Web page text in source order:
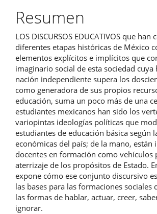
artículo
Resumen
LOS DISCURSOS EDUCATIVOS que
diferentes etapas históricas de México
elementos explícitos e implícitos que
imaginario social de esta sociedad
nación independiente supera los
como generadora de sus propios
educación, suma un poco más de una
estudiantes mexicanos han sido los
variopintas ideologías políticas que
estudiantes de educación básica según
económicas del país; de la mano, están
docentes en formación como vehículos
aterrizaje de los propósitos de Estado.
expone cómo ese conjunto discursivo
las bases para las formaciones sociales
las formas de hablar, actuar, creer,
ignorar.